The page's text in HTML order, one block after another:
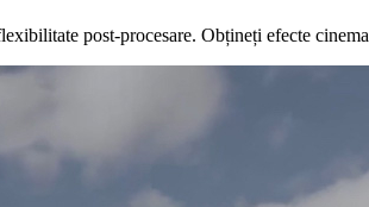
post-procesare. Obțineți efecte